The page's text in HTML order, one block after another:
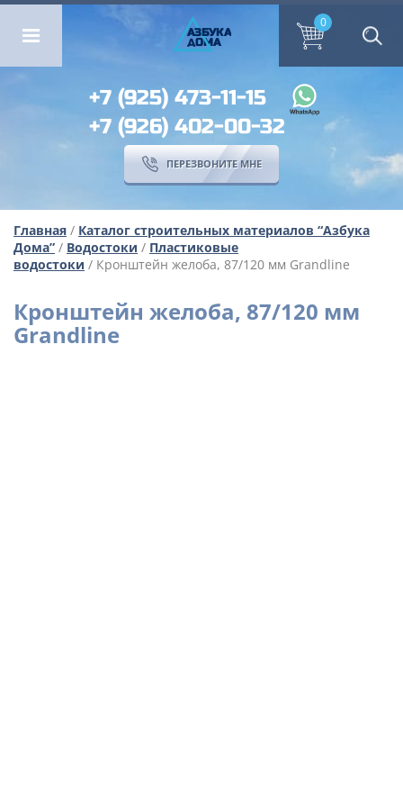
ОМА ПЕРЕЗВОНИТЕ МНЕ
ОМА
АЗБУКА
0
+7 (925) 473-11-15
+7 (926) 402-00-32
ПЕРЕЗВОНИТЕ МНЕ
Главная / Каталог строительных материалов “Азбука
Дома” / Водостоки / Пластиковые
водостоки / Кронштейн желоба, 87/120 мм Grandline
Кронштейн желоба, 87/120 мм
Grandline